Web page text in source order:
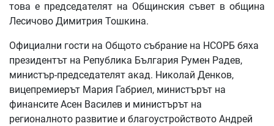
това е председателят на Общинския съвет в община
Лесичово Димитрия Тошкина.
Официални гости на Общото събрание на НСОРБ бяха
президентът на Република България Румен Радев,
министър-председателят акад. Николай Денков,
вицепремиерът Мария Габриел, министърът на
финансите Асен Василев и министърът на
регионалното развитие и благоустройството Андрей